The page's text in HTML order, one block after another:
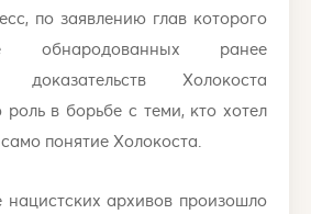
по заявлению глав которого
обнародованных ранее
доказательств Холокоста
в борьбе с теми, кто хотел
понятие Холокоста.
нацистских архивов произошло